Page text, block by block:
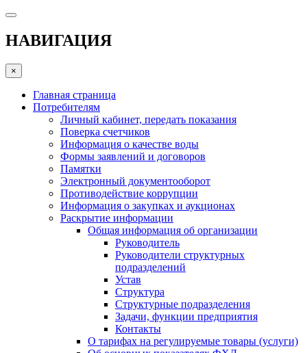
НАВИГАЦИЯ
×
Главная страница
Потребителям
Личный кабинет, передать показания
Поверка счетчиков
Информация о качестве воды
Формы заявлений и договоров
Памятки
Электронный документооборот
Противодействие коррупции
Информация о закупках и аукционах
Раскрытие информации
Общая информация об организации
Руководитель
Руководители структурных
подразделений
Устав
Структура
Структурные подразделения
Задачи, функции предприятия
Контакты
О тарифах на регулируемые товары (услуги)